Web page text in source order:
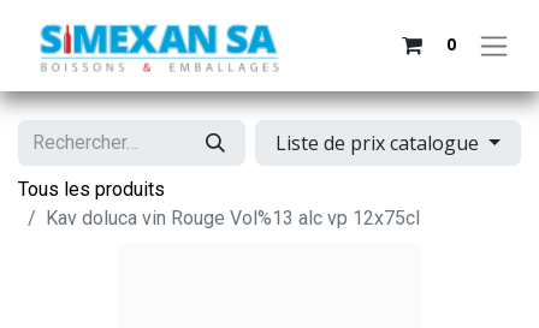
0
Liste de prix catalogue
Tous les produits
Kav doluca vin Rouge Vol%13 alc vp 12x75cl